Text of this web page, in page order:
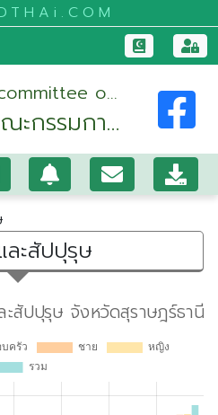
of
ะกรรมการ
ำจังหวัด
ะสัปปุรุษ